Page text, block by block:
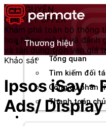
Chuyển
đến
nội
dungThương hiệu
Tổng quan
Tìm kiếm đối
Công cụ phân
Thanh toán
Đối tác
TÀI NGUYÊN
CHI TIẾT OFFER
Khám phá toàn bộ thông
hoa hồng, mô tả và đánh
và tận dụng trọn vẹn giá
Khảo sát
Ipsos iSay -
Ads/ Display